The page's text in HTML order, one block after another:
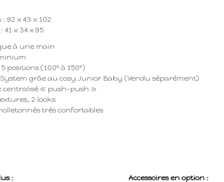
92 x 43 x 102
41 x 34 x 95
à une main
positions (100° à 150°)
grâe au cosy Junior Baby (Vendu séparément)
centralisé « push-push »
2 looks
très confortables
: Accessoires en option :